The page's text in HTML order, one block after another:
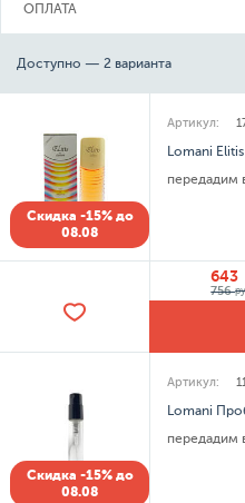
ОПЛАТА
Доступно — 2 варианта
Скидка -15% до
08.08
Артикул:
Lomani
передадим
643
756
Скидка -15% до
08.08
Артикул:
Lomani
передадим